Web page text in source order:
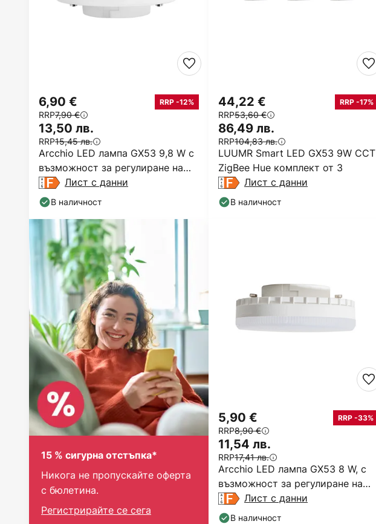
Arcchio LED лампа GX53 9,8 W с
възможност за регулиране на
яркостта 3000 K Ø
6,90 € RRP -12%
RRP7,90 €
13,50 лв.
RRP15,45 лв.
Лист с данни
В наличност
LUUMR Smart LED GX53 9W CCT
ZigBee Hue комплект от 3
44,22 € RRP -17%
RRP53,60 €
86,49 лв.
RRP104,83 лв.
Лист с данни
В наличност
15 % сигурна отстъпка*
Никога не пропускайте оферта
с бюлетина.
Регистрирайте се сега
Arcchio LED лампа GX53 8 W, с
възможност за регулиране на
яркостта, 3000 K, Ø
5,90 € RRP -33%
RRP8,90 €
11,54 лв.
RRP17,41 лв.
Лист с данни
В наличност